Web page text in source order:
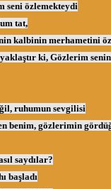
seni özlemekteydi
tat,
kalbinin merhametini
ki, Gözlerim
ruhumun sevgilisi
benim, gözlerimin
saydılar?
başladı